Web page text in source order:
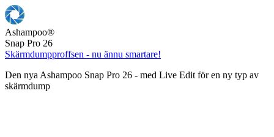
Ashampoo®
Snap Pro 26
Skärmdumpproffsen - nu ännu smartare!
Den nya Ashampoo Snap Pro 26 - med Live Edit för en ny typ av
skärmdump